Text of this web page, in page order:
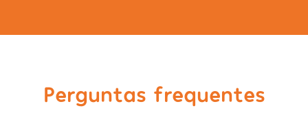
Perguntas frequentes